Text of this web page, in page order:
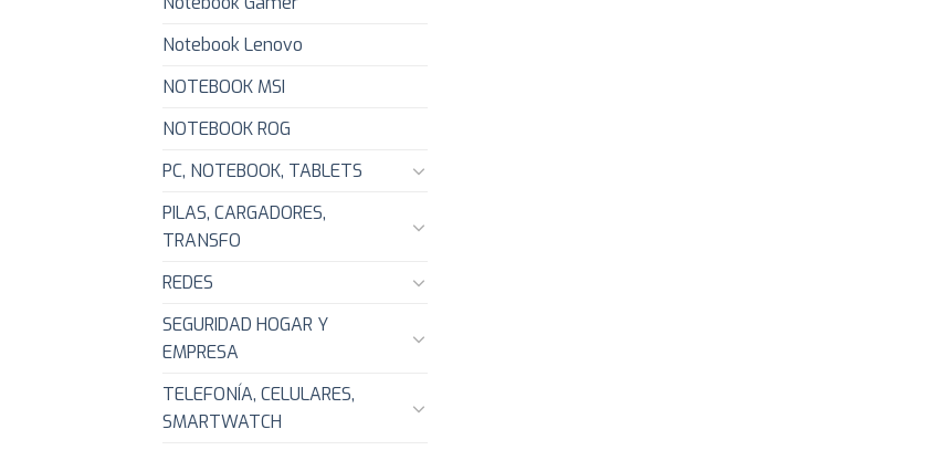
Notebook Lenovo
NOTEBOOK MSI
NOTEBOOK ROG
PC, NOTEBOOK, TABLETS
PILAS, CARGADORES,
TRANSFO
REDES
SEGURIDAD HOGAR Y
EMPRESA
TELEFONÍA, CELULARES,
SMARTWATCH